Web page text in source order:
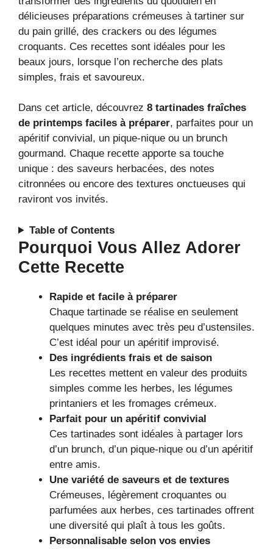
délicieuses préparations crémeuses à tartiner sur
du pain grillé, des crackers ou des légumes
croquants. Ces recettes sont idéales pour les
beaux jours, lorsque l’on recherche des plats
simples, frais et savoureux.
Dans cet article, découvrez 8 tartinades fraîches
de printemps faciles à préparer, parfaites pour un
apéritif convivial, un pique-nique ou un brunch
gourmand. Chaque recette apporte sa touche
unique : des saveurs herbacées, des notes
citronnées ou encore des textures onctueuses qui
raviront vos invités.
Table of Contents
Pourquoi Vous Allez Adorer
Cette Recette
Rapide et facile à préparer
Chaque tartinade se réalise en seulement
quelques minutes avec très peu d’ustensiles.
C’est idéal pour un apéritif improvisé.
Des ingrédients frais et de saison
Les recettes mettent en valeur des produits
simples comme les herbes, les légumes
printaniers et les fromages crémeux.
Parfait pour un apéritif convivial
Ces tartinades sont idéales à partager lors
d’un brunch, d’un pique-nique ou d’un apéritif
entre amis.
Une variété de saveurs et de textures
Crémeuses, légèrement croquantes ou
parfumées aux herbes, ces tartinades offrent
une diversité qui plaît à tous les goûts.
Personnalisable selon vos envies